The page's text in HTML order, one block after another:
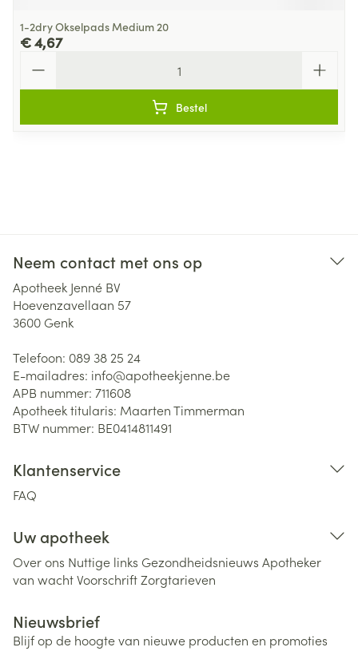
1-2dry Okselpads Medium 20
€ 4,67
Bestel
Neem contact met ons op
Apotheek Jenné BV
Hoevenzavellaan 57
3600 Genk
Telefoon: 089 38 25 24
E-mailadres: info@apotheekjenne.be
APB nummer: 711608
Apotheek titularis: Maarten Timmerman
BTW nummer: BE0414811491
Klantenservice
FAQ
Uw apotheek
Over ons Nuttige links Gezondheidsnieuws Apotheker
van wachtVoorschriftZorgtarieven
Nieuwsbrief
Blijf op de hoogte van nieuwe producten en promoties